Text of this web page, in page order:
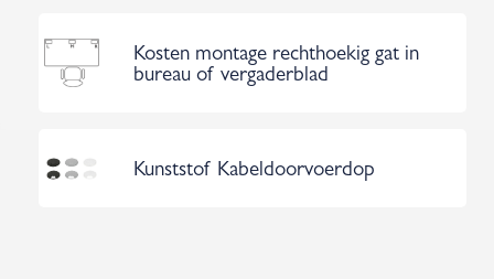
Kosten montage rechthoekig gat in
bureau of vergaderblad
Kunststof Kabeldoorvoerdop